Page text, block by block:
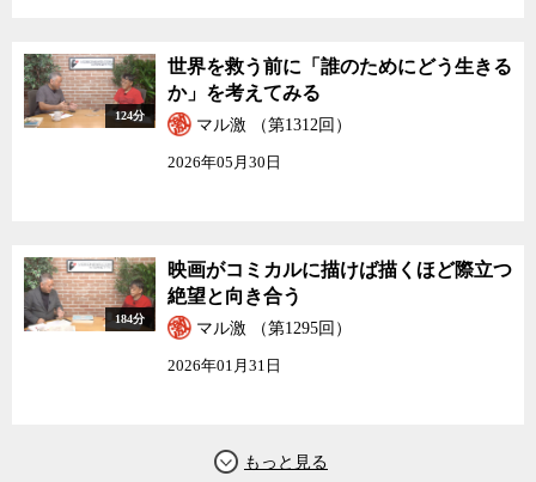
124分
世界を救う前に「誰のためにどう生きる
か」を考えてみる
マル激 （第1312回）
2026年05月30日
184分
映画がコミカルに描けば描くほど際立つ
絶望と向き合う
マル激 （第1295回）
2026年01月31日